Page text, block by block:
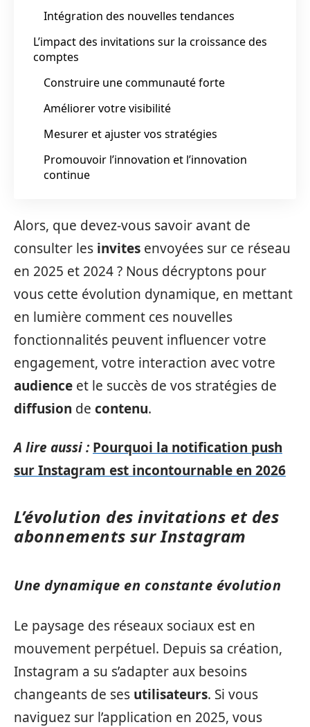
Intégration des nouvelles tendances
L’impact des invitations sur la croissance des
comptes
Construire une communauté forte
Améliorer votre visibilité
Mesurer et ajuster vos stratégies
Promouvoir l’innovation et l’innovation
continue
Alors, que devez-vous savoir avant de
consulter les invites envoyées sur ce réseau
en 2025 et 2024 ? Nous décryptons pour
vous cette évolution dynamique, en mettant
en lumière comment ces nouvelles
fonctionnalités peuvent influencer votre
engagement, votre interaction avec votre
audience et le succès de vos stratégies de
diffusion de contenu.
A lire aussi : Pourquoi la notification push
sur Instagram est incontournable en 2026
L’évolution des invitations et des
abonnements sur Instagram
Une dynamique en constante évolution
Le paysage des réseaux sociaux est en
mouvement perpétuel. Depuis sa création,
Instagram a su s’adapter aux besoins
changeants de ses utilisateurs. Si vous
naviguez sur l’application en 2025, vous